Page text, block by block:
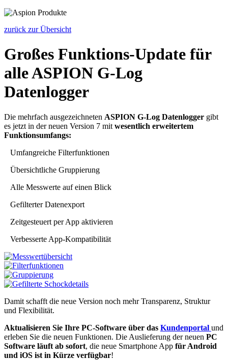
zurück zur Übersicht
Großes Funktions-Update für
alle ASPION G-Log
Datenlogger
Die mehrfach ausgezeichneten ASPION G-Log Datenlogger gibt
es jetzt in der neuen Version 7 mit wesentlich erweitertem
Funktionsumfangs:
Umfangreiche Filterfunktionen
Übersichtliche Gruppierung
Alle Messwerte auf einen Blick
Gefilterter Datenexport
Zeitgesteuert per App aktivieren
Verbesserte App-Kompatibilität
Damit schafft die neue Version noch mehr Transparenz, Struktur
und Flexibilität.
Aktualisieren Sie Ihre PC-Software über das Kundenportal und
erleben Sie die neuen Funktionen. Die Auslieferung der neuen PC
Software läuft ab sofort, die neue Smartphone App für Android
und iOS ist in Kürze verfügbar!